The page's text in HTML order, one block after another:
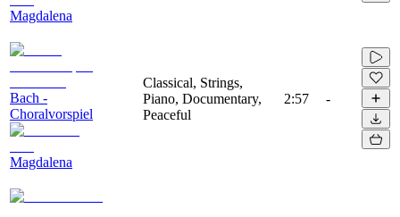
Magdalena
Bach -
Choralvorspiel
Magdalena
Classical, Strings,
Piano, Documentary,
Peaceful
2:57 -